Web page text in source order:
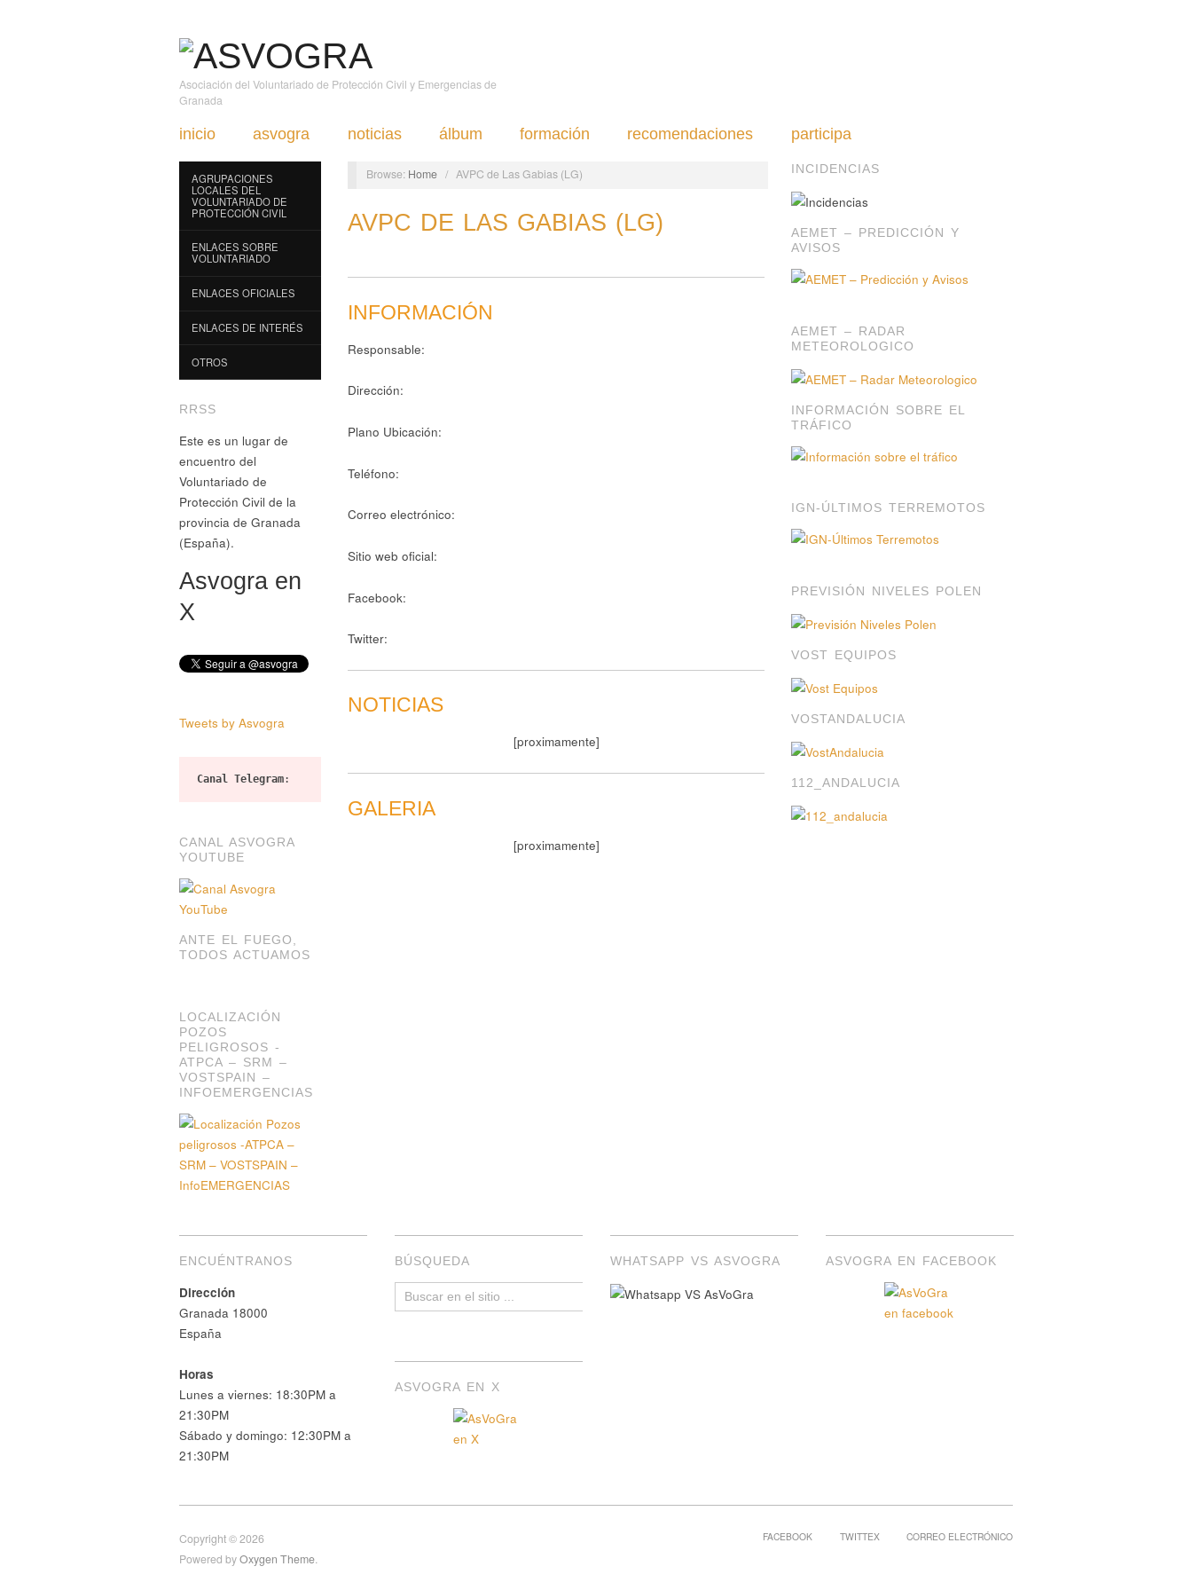
Asociación del Voluntariado de Protección Civil y Emergencias de
Granada
inicio asvogra noticias álbum formación recomendaciones participa
AGRUPACIONES
LOCALES DEL
VOLUNTARIADO DE
PROTECCIÓN CIVIL
ENLACES SOBRE
VOLUNTARIADO
ENLACES OFICIALES
ENLACES DE INTERÉS
OTROS
RRSS
Este es un lugar de
encuentro del
Voluntariado de
Protección Civil de la
provincia de Granada
(España).
Asvogra en
X
Tweets by Asvogra
Canal Telegram:
CANAL ASVOGRA
YOUTUBE
ANTE EL FUEGO,
TODOS ACTUAMOS
LOCALIZACIÓN
POZOS
PELIGROSOS -
ATPCA – SRM –
VOSTSPAIN –
INFOEMERGENCIAS
Browse: Home / AVPC de Las Gabias (LG)
AVPC DE LAS GABIAS (LG)
INFORMACIÓN
Responsable:
Dirección:
Plano Ubicación:
Teléfono:
Correo electrónico:
Sitio web oficial:
Facebook:
Twitter:
NOTICIAS
[proximamente]
GALERIA
[proximamente]
INCIDENCIAS
AEMET – PREDICCIÓN Y
AVISOS
AEMET – RADAR
METEOROLOGICO
INFORMACIÓN SOBRE EL
TRÁFICO
IGN-ÚLTIMOS TERREMOTOS
PREVISIÓN NIVELES POLEN
VOST EQUIPOS
VOSTANDALUCIA
112_ANDALUCIA
ENCUÉNTRANOS
Dirección
Granada 18000
España
Horas
Lunes a viernes: 18:30PM a
21:30PM
Sábado y domingo: 12:30PM a
21:30PM
BÚSQUEDA WHATSAPP VS ASVOGRA ASVOGRA EN FACEBOOK
ASVOGRA EN X
Copyright © 2026
Powered byOxygen Theme.
FACEBOOK TWITTEX CORREO ELECTRÓNICO